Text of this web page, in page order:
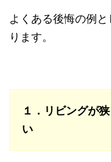
よくある後悔の例
ります。
１． リビングが
い